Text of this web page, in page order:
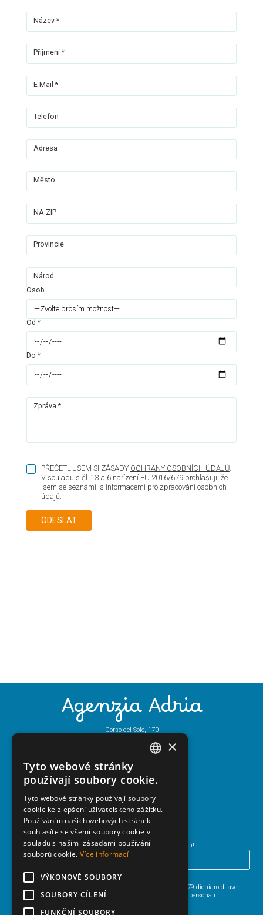
Název *
Příjmení *
E-Mail *
Telefon
Adresa
Město
NA ZIP
Provincie
Národ
Osob
Od *
Do *
Zpráva *
PŘEČETL JSEM SI ZÁSADY OCHRANY OSOBNÍCH ÚDAJŮ.
V souladu s čl. 13 a 6 nařízení EU 2016/679 prohlašuji, že
jsem se seznámil s informacemi pro zpracování osobních
údajů.
Agenzia Adria
Corso del Sole, 170
+39 0431 43444
Newsletter
Iscriviti alla newsletter e resta aggiornato su Bibione e dintorni!
HO LETTOL’INFORMATIVA SULLA PRIVACY
Ai sensi degli articoli 13 e 6 del Regolamento UE 2016/679 dichiaro di aver
preso visione dell’informativa per il trattamento dei dati personali.
GERMAN
HUNGARIAN
×
Tyto webové stránky
používají soubory cookie.
Tyto webové stránky používají soubory
cookie ke zlepšení uživatelského zážitku.
Používáním našich webových stránek
souhlasíte se všemi soubory cookie v
souladu s našimi zásadami používání
souborů cookie. Více informací
VÝKONOVÉ SOUBORY
SOUBORY CÍLENÍ
FUNKČNÍ SOUBORY